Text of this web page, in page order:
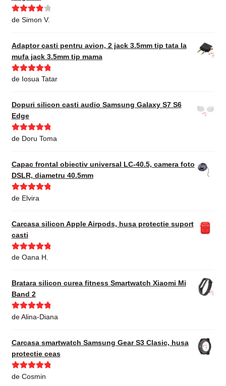
Evaluat la
de Simon V.
Adaptor casti pentru avion, 2 jack 3.5mm tip tata la
mufa jack 3.5mm tip mama
Evaluat la5
de Iosua Tatar
Dopuri silicon casti audio Samsung Galaxy S7 S6
Edge
Evaluat la5
de Doru Toma
Capac frontal obiectiv universal LC-40.5, camera foto
DSLR, diametru 40.5mm
Evaluat la
de Elvira
Carcasa silicon Apple Airpods, husa protectie suport
casti
Evaluat la5
de Oana H.
Bratara silicon curea fitness Smartwatch Xiaomi Mi
Band 2
Evaluat la5
de Alina-Diana
Carcasa smartwatch Samsung Gear S3 Clasic, husa
protectie ceas
Evaluat la5
de Cosmin